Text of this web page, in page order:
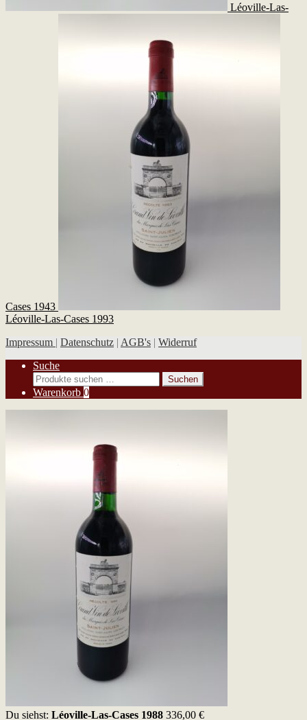
Léoville-Las-
Cases 1943
Léoville-Las-Cases 1993
Impressum | Datenschutz | AGB's | Widerruf
Suche
Suchen
nach:
Suchen
Warenkorb 0
Du siehst: Léoville-Las-Cases 1988 336,00 €